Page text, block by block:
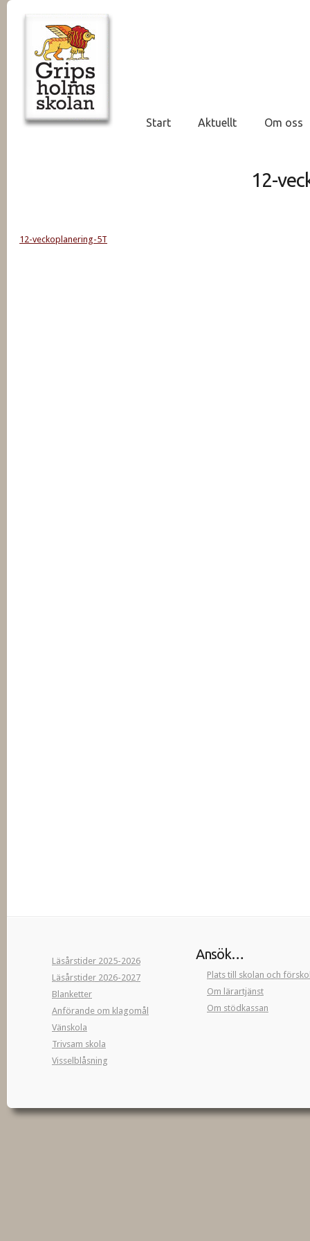
Start Aktuellt Om oss
12-
12-veckoplanering-5T
Läsårstider 2025-2026
Läsårstider 2026-2027
Blanketter
Anförande om klagomål
Vänskola
Trivsam skola
Visselblåsning
Ansök…
Plats till skolan och
Om lärartjänst
Om stödkassan